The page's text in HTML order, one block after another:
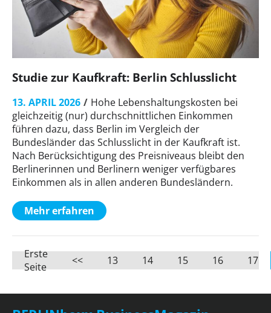
Studie zur Kaufkraft: Berlin Schlusslicht
13. APRIL 2026
Hohe Lebenshaltungskosten bei
gleichzeitig (nur) durchschnittlichen Einkommen
führen dazu, dass Berlin im Vergleich der
Bundesländer das Schlusslicht in der Kaufkraft ist.
Nach Berücksichtigung des Preisniveaus bleibt den
Berlinerinnen und Berlinern weniger verfügbares
Einkommen als in allen anderen Bundesländern.
Mehr erfahren
Erste
Seite
<< 13 14 15 16 17